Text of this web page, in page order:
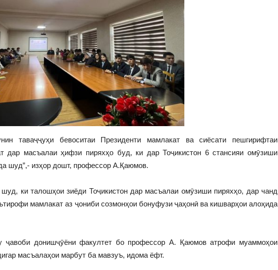
таваҷҷуҳи бевоситаи Президенти мамлакат ва сиёсати пешгирифтаи
дар масъалаи ҳифзи пиряхҳо буд, ки дар Тоҷикистон 6 стансияи омӯзиши
шуд”,- изҳор дошт, профессор А.Қаюмов.
ки талошҳои зиёди Тоҷикистон дар масъалаи омӯзиши пиряхҳо, дар чанд
мамлакат аз ҷониби созмонҳои бонуфузи ҷаҳонӣ ва кишварҳои алоҳида
ҷавоби донишҷӯёни факултет бо профессор А. Қаюмов атрофи муаммоҳои
масъалаҳои марбут ба мавзуъ, идома ёфт.